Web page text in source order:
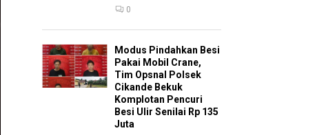
0
Modus Pindahkan Besi
Pakai Mobil Crane,
Tim Opsnal Polsek
Cikande Bekuk
Komplotan Pencuri
Besi Ulir Senilai Rp 135
Juta